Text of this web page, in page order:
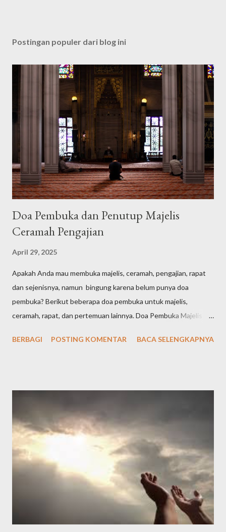
Postingan populer dari blog ini
Doa Pembuka dan Penutup Majelis
Ceramah Pengajian
April 29, 2025
Apakah Anda mau membuka majelis, ceramah, pengajian, rapat
dan sejenisnya, namun bingung karena belum punya doa
pembuka? Berikut beberapa doa pembuka untuk majelis,
ceramah, rapat, dan pertemuan lainnya. Doa Pembuka Majelis
latin: "Alḥamdu lillāhil-lażī hadānā lihāżā, wa mā kunnā
وَالْمُرْسَلِيْنَ وَعَلَى اَلِهِ وَصَحْبِهِ أَجْمَعِيْنَ أَمَّا بَعْدُ Alhamdulillahi
rabbil’aalamiin, wash-sholaatu wassalaamu ‘ala isyrofil anbiyaa i
walmursaliin, wa’alaa alihi washohbihii ajma’iin ammaba’adu .
Artinya: Segala puji bagi Allah Tuhan seluruh alam. Semoga
shalawat dan ...
BERBAGI POSTING KOMENTAR BACA SELENGKAPNYA